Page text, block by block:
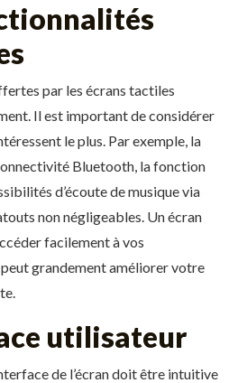
par les écrans tactiles
Il est important de considérer
le plus. Par exemple, la
Bluetooth, la fonction
d’écoute de musique via
non négligeables. Un écran
facilement à vos
grandement améliorer votre
utilisateur
de l’écran doit être intuitive